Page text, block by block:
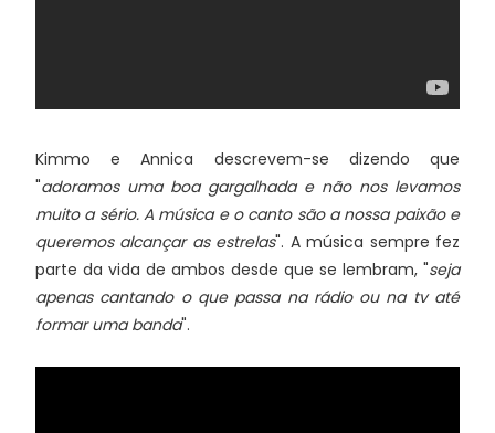
Kimmo e Annica descrevem-se dizendo que
"adoramos uma boa gargalhada e não nos levamos
muito a sério. A música e o canto são a nossa paixão e
queremos alcançar as estrelas". A música sempre fez
parte da vida de ambos desde que se lembram, "seja
apenas cantando o que passa na rádio ou na tv até
formar uma banda".